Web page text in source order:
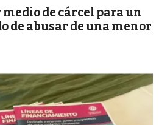
medio de cárcel para un
de abusar de una menor